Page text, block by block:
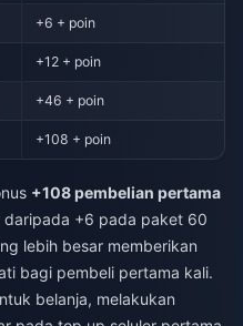
+6 + poin
+12 + poin
+46 + poin
+108 + poin
+108 pembelian pertama
+6 pada paket 60
lebih besar memberikan
bagi pembeli pertama kali.
belanja, melakukan